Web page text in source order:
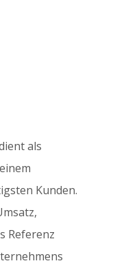
als
Kunden.
Referenz